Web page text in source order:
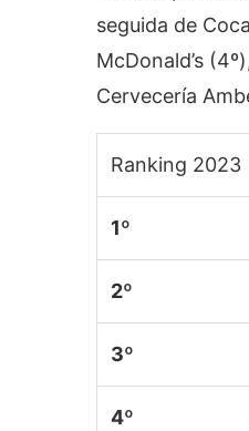
seguida de
McDonald’s
Cervecería
Ranking 2023
1º
2º
3º
4º